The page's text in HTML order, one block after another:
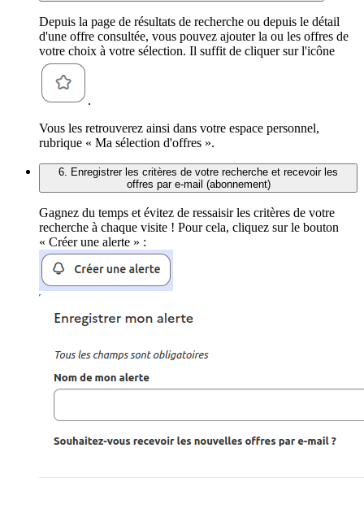
Depuis la page de résultats de recherche ou depuis le détail
d'une offre consultée, vous pouvez ajouter la ou les offres de
votre choix à votre sélection. Il suffit de cliquer sur l'icône
.
Vous les retrouverez ainsi dans votre espace personnel,
rubrique « Ma sélection d'offres ».
6. Enregistrer les critères de votre recherche et recevoir les
offres par e-mail (abonnement)
Gagnez du temps et évitez de ressaisir les critères de votre
recherche à chaque visite ! Pour cela, cliquez sur le bouton
« Créer une alerte » :